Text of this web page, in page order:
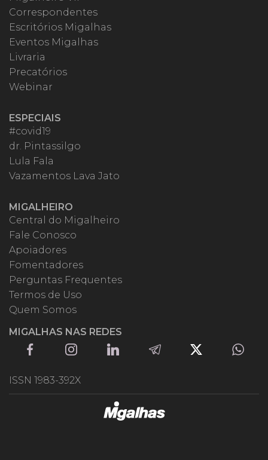
Correspondentes
Escritórios Migalhas
Eventos Migalhas
Livraria
Precatórios
Webinar
ESPECIAIS
#covid19
dr. Pintassilgo
Lula Fala
Vazamentos Lava Jato
MIGALHEIRO
Central do Migalheiro
Fale Conosco
Apoiadores
Fomentadores
Perguntas Frequentes
Termos de Uso
Quem Somos
MIGALHAS NAS REDES
ISSN 1983-392X